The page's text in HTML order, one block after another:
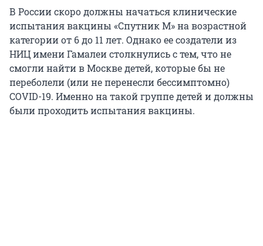
В России скоро должны начаться клинические
испытания вакцины «Спутник М» на возрастной
категории от 6 до 11 лет. Однако ее создатели из
НИЦ имени Гамалеи столкнулись с тем, что не
смогли найти в Москве детей, которые бы не
переболели (или не перенесли бессимптомно)
COVID-19. Именно на такой группе детей и должны
были проходить испытания вакцины.